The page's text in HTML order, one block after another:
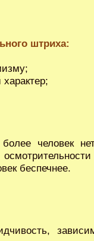
штриха:
человек
беспечнее.